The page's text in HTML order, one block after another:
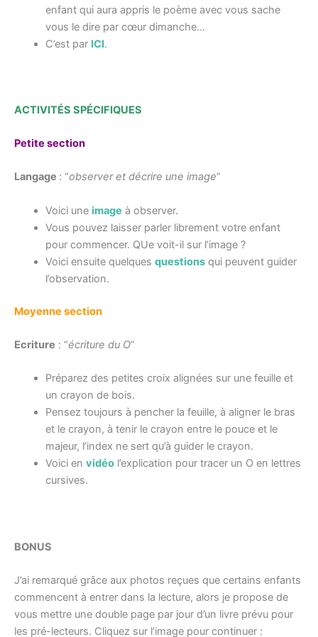
enfant qui aura appris le poème avec vous sache
vous le dire par cœur dimanche…
C’est par ICI.
ACTIVITÉS SPÉCIFIQUES
Petite section
Langage : “observer et décrire une image”
Voici une image à observer.
Vous pouvez laisser parler librement votre enfant
pour commencer. QUe voit-il sur l’image ?
Voici ensuite quelques questions qui peuvent guider
l’observation.
Moyenne section
Ecriture : “écriture du O”
Préparez des petites croix alignées sur une feuille et
un crayon de bois.
Pensez toujours à pencher la feuille, à aligner le bras
et le crayon, à tenir le crayon entre le pouce et le
majeur, l’index ne sert qu’à guider le crayon.
Voici en vidéo l’explication pour tracer un O en lettres
cursives.
BONUS
J’ai remarqué grâce aux photos reçues que certains enfants
commencent à entrer dans la lecture, alors je propose de
vous mettre une double page par jour d’un livre prévu pour
les pré-lecteurs. Cliquez sur l’image pour continuer :